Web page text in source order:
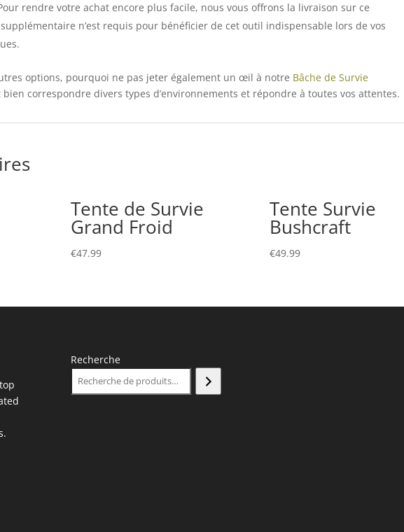
rendre votre achat encore plus facile, nous vous offrons la livraison sur ce
n’est requis pour bénéficier de cet outil indispensable lors de vos
options, pourquoi ne pas jeter également un œil à notre Bâche de Survie
bien correspondre divers types d’environnements et répondre à toutes vos attentes.
Tente de Survie
Grand Froid
€47.99
Tente Survie
Bushcraft
€49.99
Recherche